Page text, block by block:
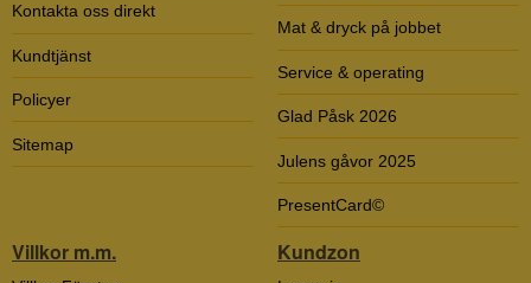
Kontakta oss direkt
Kundtjänst
Policyer
Sitemap
Mat & dryck på jobbet
Service & operating
Glad Påsk 2026
Julens gåvor 2025
PresentCard©
Villkor m.m. Kundzon